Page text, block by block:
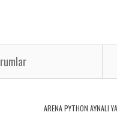
ARENA PYTHON AYNALI